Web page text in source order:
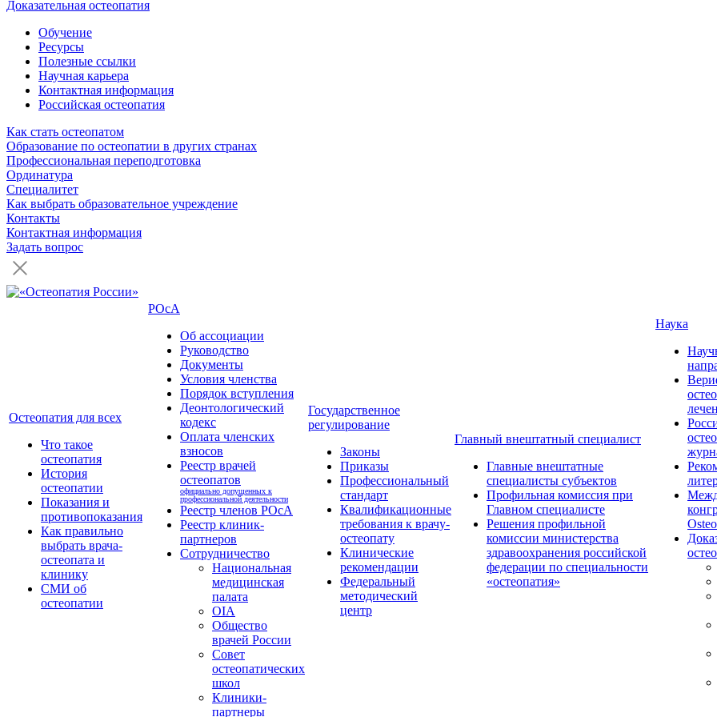
Доказательная остеопатия
Обучение
Ресурсы
Полезные ссылки
Научная карьера
Контактная информация
Российская остеопатия
Как стать остеопатом
Образование по остеопатии в других странах
Профессиональная переподготовка
Ординатура
Специалитет
Как выбрать образовательное учреждение
Контакты
Контактная информация
Задать вопрос
Остеопатия для всех
Что такое
остеопатия
История
остеопатии
Показания и
противопоказания
Как правильно
выбрать врача-
остеопата и
клинику
СМИ об
остеопатии
РОсА
Об ассоциации
Руководство
Документы
Условия членства
Порядок вступления
Деонтологический
кодекс
Оплата членских
взносов
Реестр врачей
остеопатов
официально допущенных к
профессиональной деятельности
Реестр членов РОсА
Реестр клиник-
партнеров
Сотрудничество
Национальная
медицинская
палата
OIA
Общество
врачей России
Совет
остеопатических
школ
Клиники-
партнеры
Государственное
регулирование
Законы
Приказы
Профессиональный
стандарт
Квалификационные
требования к врачу-
остеопату
Клинические
рекомендации
Федеральный
методический
центр
Главный внештатный специалист
Главные внештатные
специалисты субъектов
Профильная комиссия при
Главном специалисте
Решения профильной
комиссии министерства
здравоохранения российской
федерации по специальности
«остеопатия»
Наука